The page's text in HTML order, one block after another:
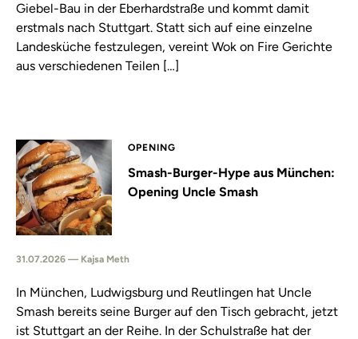
Giebel-Bau in der Eberhardstraße und kommt damit
erstmals nach Stuttgart. Statt sich auf eine einzelne
Landesküche festzulegen, vereint Wok on Fire Gerichte
aus verschiedenen Teilen […]
OPENING
Smash-Burger-Hype aus München:
Opening Uncle Smash
31.07.2026 — Kajsa Meth
In München, Ludwigsburg und Reutlingen hat Uncle
Smash bereits seine Burger auf den Tisch gebracht, jetzt
ist Stuttgart an der Reihe. In der Schulstraße hat der